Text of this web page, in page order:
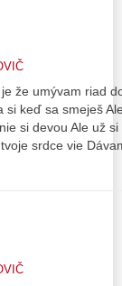
že umývam riad
keď sa smeješ
si devou Ale už
srdce vie